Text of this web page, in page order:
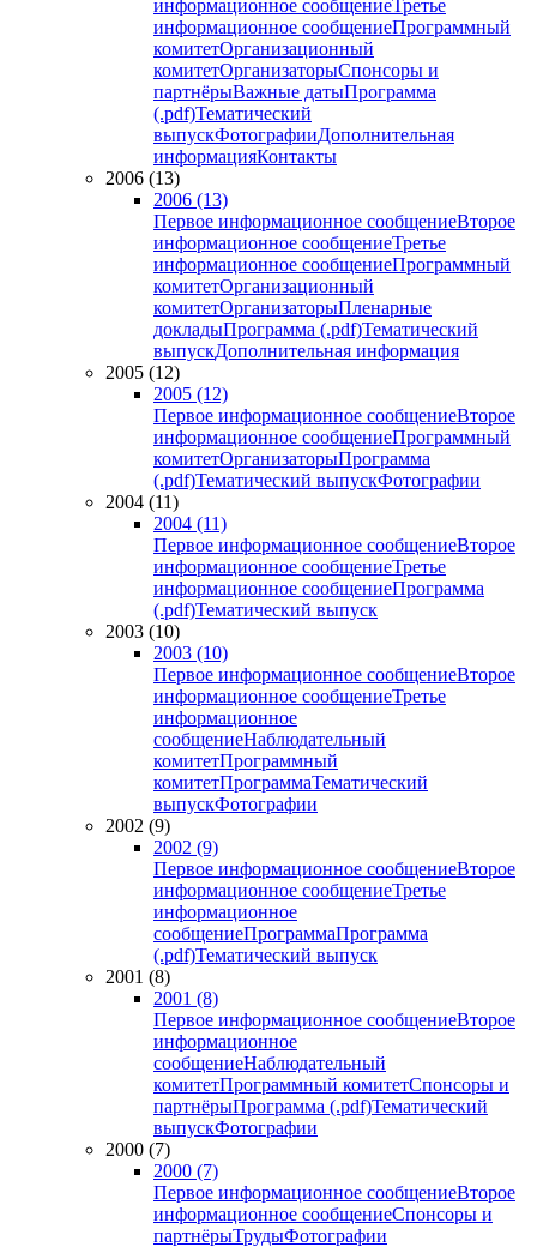
информационное сообщениеТретье
информационное сообщениеПрограммный
комитетОрганизационный
комитетОрганизаторыСпонсоры и
партнёрыВажные датыПрограмма
(.pdf)Тематический
выпускФотографииДополнительная
информацияКонтакты
2006 (13)
2006 (13)
Первое информационное сообщениеВторое
информационное сообщениеТретье
информационное сообщениеПрограммный
комитетОрганизационный
комитетОрганизаторыПленарные
докладыПрограмма (.pdf)Тематический
выпускДополнительная информация
2005 (12)
2005 (12)
Первое информационное сообщениеВторое
информационное сообщениеПрограммный
комитетОрганизаторыПрограмма
(.pdf)Тематический выпускФотографии
2004 (11)
2004 (11)
Первое информационное сообщениеВторое
информационное сообщениеТретье
информационное сообщениеПрограмма
(.pdf)Тематический выпуск
2003 (10)
2003 (10)
Первое информационное сообщениеВторое
информационное сообщениеТретье
информационное
сообщениеНаблюдательный
комитетПрограммный
комитетПрограммаТематический
выпускФотографии
2002 (9)
2002 (9)
Первое информационное сообщениеВторое
информационное сообщениеТретье
информационное
сообщениеПрограммаПрограмма
(.pdf)Тематический выпуск
2001 (8)
2001 (8)
Первое информационное сообщениеВторое
информационное
сообщениеНаблюдательный
комитетПрограммный комитетСпонсоры и
партнёрыПрограмма (.pdf)Тематический
выпускФотографии
2000 (7)
2000 (7)
Первое информационное сообщениеВторое
информационное сообщениеСпонсоры и
партнёрыТрудыФотографии